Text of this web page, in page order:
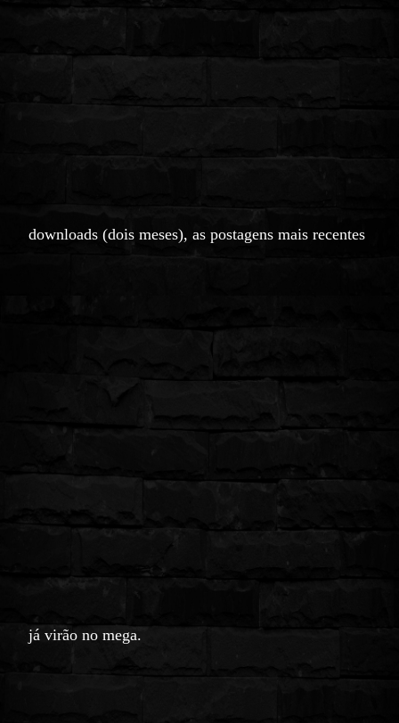
downloads (dois meses), as postagens mais recentes
já virão no mega.